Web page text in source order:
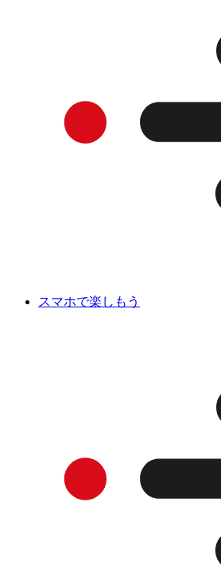
スマホで楽しもう